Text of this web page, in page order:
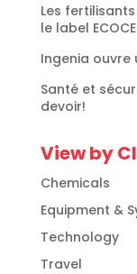
Les
le label
Ingenia ouvre
Santé et
devoir!
View by
Chemicals
Equipment &
Technology
Travel